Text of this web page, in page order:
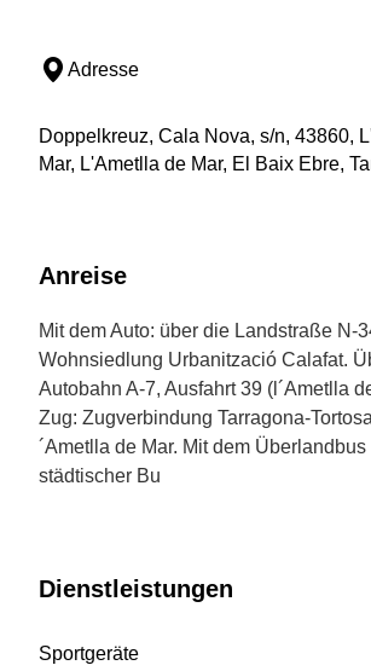
Adresse
Doppelkreuz, Cala Nova, s/n, 43860,
Mar, L'Ametlla de Mar, El Baix Ebre,
Anreise
Mit dem Auto: über die Landstraße N-
Wohnsiedlung Urbanització Calafat.
Autobahn A-7, Ausfahrt 39 (l´Ametlla
Zug: Zugverbindung Tarragona-
´Ametlla de Mar. Mit dem Überlandbus
städtischer Bu
Dienstleistungen
Sportgeräte